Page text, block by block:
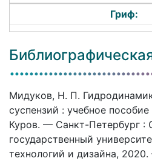
Гриф:
Мидуков, Н. П.
суспензий : учебное
Куров. — Санкт-Петербург :
государственный
технологий и дизайна,